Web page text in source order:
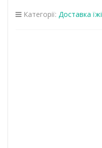
Категорії: Доставка їжі